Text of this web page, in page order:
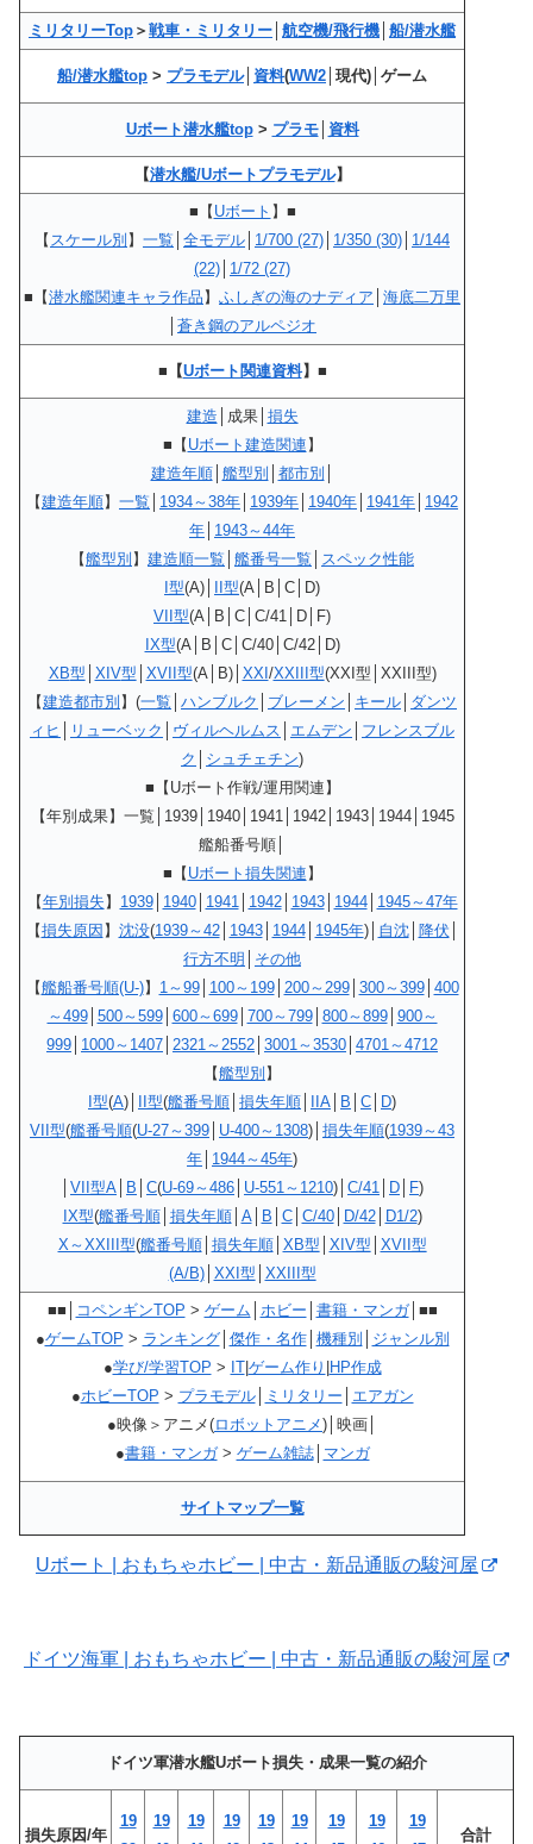
ミリタリーTop ＞ 戦車・ミリタリー 航空機/飛行機 船/潜水艦
船/潜水艦top > プラモデル│ 資料(WW2 │現代)│ゲーム
Uボート潜水艦top> プラモ│ 資料
【潜水艦/Uボートプラモデル】
■【 Uボート 】■
【 スケール別 】 一覧 全モデル 1/700 (27) 1/350 (30) 1/144
(22) 1/72 (27)
■【潜水艦関連キャラ作品 】 ふしぎの海のナディア 海底二万里
蒼き鋼のアルペジオ
■【Uボート関連資料】■
建造 │成果│ 損失
■ 【 Uボート建造関連 】
建造年順│ 艦型別 都市別
【建造年順】 一覧 1934～38年 1939年 1940年 1941年 1942
年 1943～44年
【艦型別 】 建造順一覧 艦番号一覧
スペック性能
I型(A)│ II型(A│B│C│D)
VII型(A│B│C│C/41│D│F)
IX型(A│B│C│C/40│C/42│D)
XB型 XIV型 XVII型(A│B)│ XXI /XXIII型(XXI型│XXIII型)
【建造都市別 】(一覧 ハンブルク ブレーメン キール ダンツ
ィヒ
リューベック ヴィルヘルムス エムデン
フレンスブル
ク
シュチェチン)
■【Uボート作戦/運用関連】
【年別成果】一覧│1939│1940│1941│1942│1943│1944│1945
艦船番号順│
■ 【 Uボート損失関連 】
【年別損失 】 1939│ 1940│ 1941│ 1942│ 1943│ 1944│ 1945～47年
【損失原因 】 沈没(1939～42│ 1943│ 1944│ 1945年)│ 自沈│ 降伏
行方不明
その他
【艦船番号順(U-)】 1～99│ 100～199│ 200～299│ 300～399│ 400
～499│ 500～599│ 600～699│ 700～799│ 800～899│ 900～
999 1000～1407 2321～2552 3001～3530 4701～4712
【艦型別 】
I型(A)│ II型(艦番号順 損失年順 IIA B C D)
VII型(艦番号順(U-27～399 U-400～1308)│ 損失年順(1939～43
年 1944～45年)
VII型A B C(U-69～486 U-551～1210)│ C/41 D F)
IX型(艦番号順│ 損失年順│ A│ B C│ C/40│ D/42│ D1/2)
X～XXIII型(艦番号順│ 損失年順│ XB型 XIV型 XVII型
(A/B)│ XXI型 XXIII型
■■│ コペンギンTOP > ゲーム ホビー 書籍・マンガ│■■
●ゲームTOP > ランキング│ 傑作・名作│ 機種別
ジャンル別
●学び/学習TOP > IT| ゲーム作り HP作成
●ホビーTOP > プラモデル│ ミリタリー
エアガン
●映像＞アニメ(ロボットアニメ)│映画│
●書籍・マンガ> ゲーム雑誌│ マンガ
サイトマップ一覧
Uボート | おもちゃホビー | 中古・新品通販の駿河屋
ドイツ海軍 | おもちゃホビー | 中古・新品通販の駿河屋
ドイツ軍潜水艦Uボート損失・成果一覧の紹介
損失原因/年
19
19
19
19
19
19
19
19
19
合計